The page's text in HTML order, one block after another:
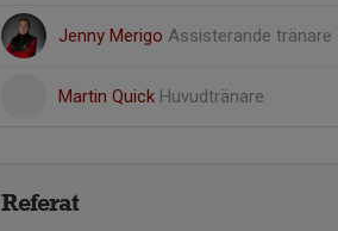
Jenny Merigo Assisterande tränare
Martin Quick Huvudtränare
Referat